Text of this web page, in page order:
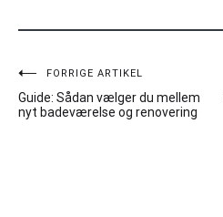
Indlægsnavigation
FORRIGE ARTIKEL
Guide: Sådan vælger du mellem
nyt badeværelse og renovering